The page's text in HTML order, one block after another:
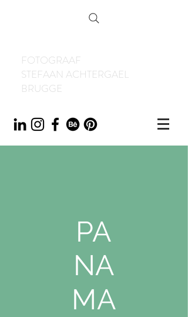
FOTOGRAAF
STEFAAN ACHTERGAEL
BRUGGE
PA
NA
MA